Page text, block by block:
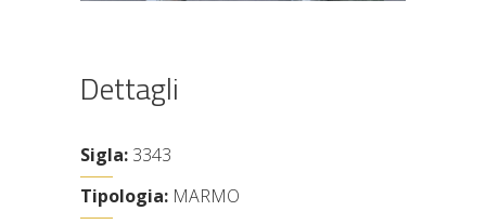
Dettagli
Sigla: 3343
Tipologia: MARMO